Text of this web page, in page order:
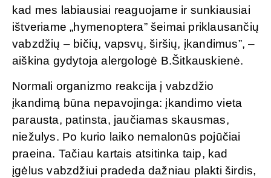
kad mes labiausiai reaguojame ir sunkiausiai
ištveriame „hymenoptera” šeimai priklausančių
vabzdžių – bičių, vapsvų, širšių, įkandimus”, –
aiškina gydytoja alergologė B.Šitkauskienė.
Normali organizmo reakcija į vabzdžio
įkandimą būna nepavojinga: įkandimo vieta
parausta, patinsta, jaučiamas skausmas,
niežulys. Po kurio laiko nemalonūs pojūčiai
praeina. Tačiau kartais atsitinka taip, kad
įgėlus vabzdžiui pradeda dažniau plakti širdis,